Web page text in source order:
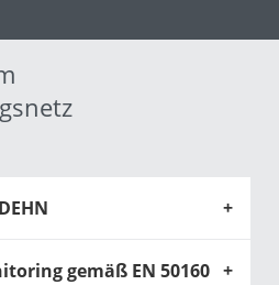
gemäß EN 50160